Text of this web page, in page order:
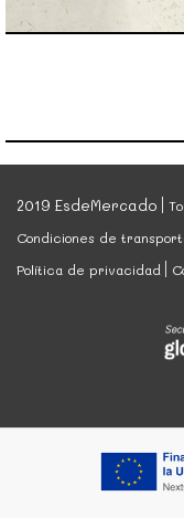
2019 EsdeMercado
Condiciones de
Política de privacidad